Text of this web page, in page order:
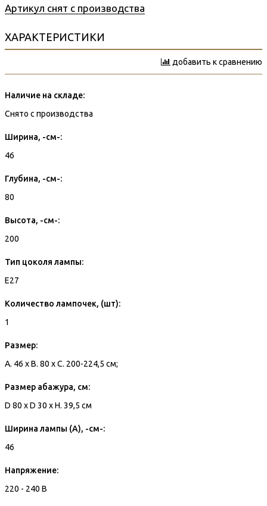
Артикул снят с производства
ХАРАКТЕРИСТИКИ
добавить к сравнению
Наличие на складе:
Снято с производства
Ширина, -см-:
46
Глубина, -см-:
80
Высота, -см-:
200
Тип цоколя лампы:
E27
Количество лампочек, (шт):
1
Размер:
A. 46 x B. 80 x C. 200-224,5 см;
Размер абажура, см:
D 80 x D 30 x H. 39,5 см
Ширина лампы (A), -см-:
46
Напряжение:
220 - 240 В